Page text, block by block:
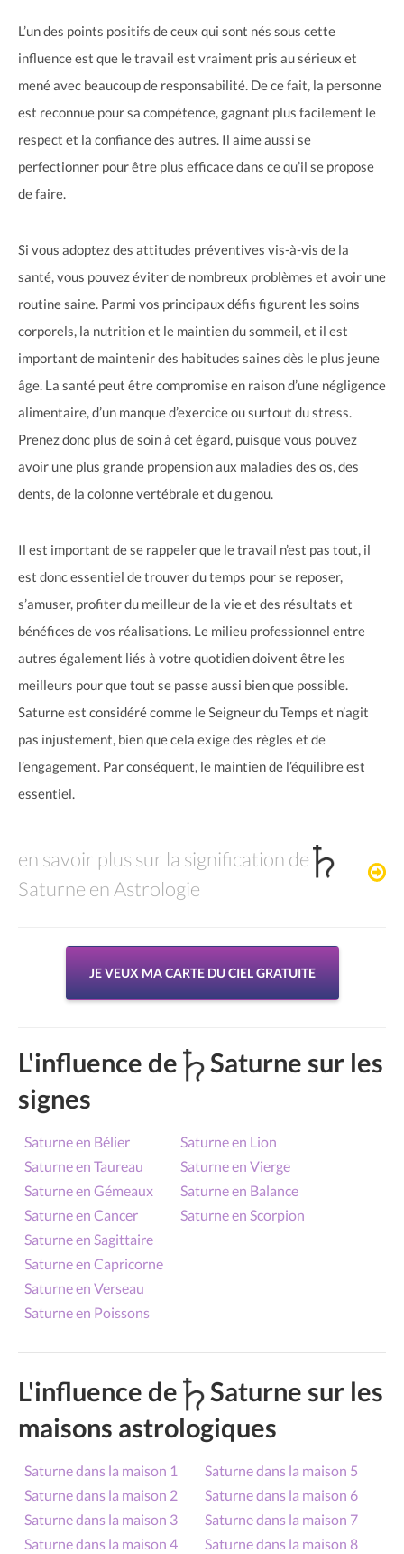
L’un des points positifs de ceux qui sont nés sous cette
influence est que le travail est vraiment pris au sérieux et
mené avec beaucoup de responsabilité. De ce fait, la personne
est reconnue pour sa compétence, gagnant plus facilement le
respect et la confiance des autres. Il aime aussi se
perfectionner pour être plus efficace dans ce qu’il se propose
de faire.
Si vous adoptez des attitudes préventives vis-à-vis de la
santé, vous pouvez éviter de nombreux problèmes et avoir une
routine saine. Parmi vos principaux défis figurent les soins
corporels, la nutrition et le maintien du sommeil, et il est
important de maintenir des habitudes saines dès le plus jeune
âge. La santé peut être compromise en raison d’une négligence
alimentaire, d’un manque d’exercice ou surtout du stress.
Prenez donc plus de soin à cet égard, puisque vous pouvez
avoir une plus grande propension aux maladies des os, des
dents, de la colonne vertébrale et du genou.
Il est important de se rappeler que le travail n’est pas tout, il
est donc essentiel de trouver du temps pour se reposer,
s’amuser, profiter du meilleur de la vie et des résultats et
bénéfices de vos réalisations. Le milieu professionnel entre
autres également liés à votre quotidien doivent être les
meilleurs pour que tout se passe aussi bien que possible.
Saturne est considéré comme le Seigneur du Temps et n’agit
pas injustement, bien que cela exige des règles et de
l’engagement. Par conséquent, le maintien de l’équilibre est
essentiel.
en savoir plus sur la signification de
Saturne en Astrologie
JE VEUX MA CARTE DU CIEL GRATUITE
L'influence de
Saturne sur les
signes
Saturne en Bélier
Saturne en Taureau
Saturne en Gémeaux
Saturne en Cancer
Saturne en Lion
Saturne en Vierge
Saturne en Balance
Saturne en Scorpion
Saturne en Sagittaire
Saturne en Capricorne
Saturne en Verseau
Saturne en Poissons
L'influence de
Saturne sur les
maisons astrologiques
Saturne dans la maison 1
Saturne dans la maison 2
Saturne dans la maison 3
Saturne dans la maison 4
Saturne dans la maison 5
Saturne dans la maison 6
Saturne dans la maison 7
Saturne dans la maison 8